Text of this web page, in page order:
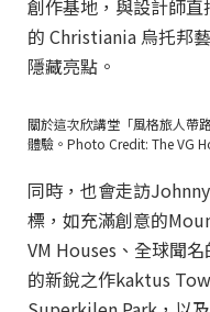
創作基地，與設計師
的 Christiania 烏托邦
隱藏亮點。
關於這次欣講堂「風格旅人帶
體驗。Photo Credit: The VG
同時，也會走訪
標，如充滿創意的
VM Houses、全球聞
的新銳之作kaktus